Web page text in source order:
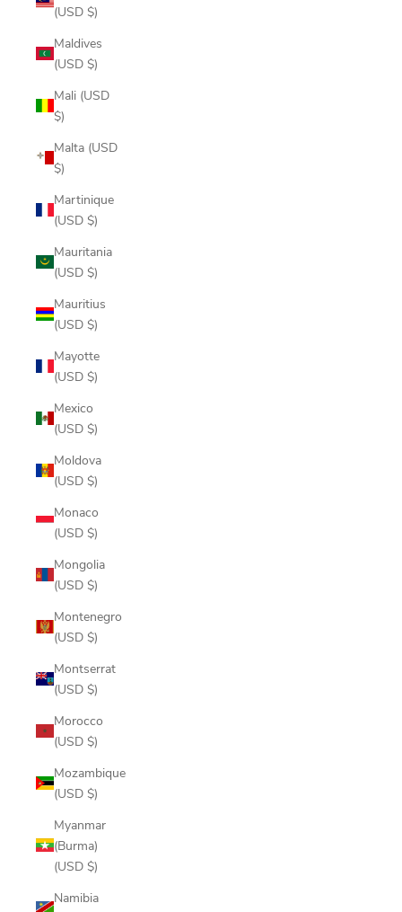
(USD $)
Maldives
(USD $)
Mali (USD
$)
Malta (USD
$)
Martinique
(USD $)
Mauritania
(USD $)
Mauritius
(USD $)
Mayotte
(USD $)
Mexico
(USD $)
Moldova
(USD $)
Monaco
(USD $)
Mongolia
(USD $)
Montenegro
(USD $)
Montserrat
(USD $)
Morocco
(USD $)
Mozambique
(USD $)
Myanmar
(Burma)
(USD $)
Namibia